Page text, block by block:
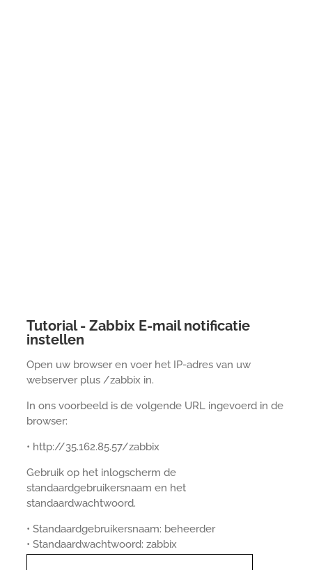
Tutorial - Zabbix E-mail notificatie
instellen
Open uw browser en voer het IP-adres van uw
webserver plus /zabbix in.
In ons voorbeeld is de volgende URL ingevoerd in de
browser:
• http://35.162.85.57/zabbix
Gebruik op het inlogscherm de
standaardgebruikersnaam en het
standaardwachtwoord.
• Standaardgebruikersnaam: beheerder
• Standaardwachtwoord: zabbix